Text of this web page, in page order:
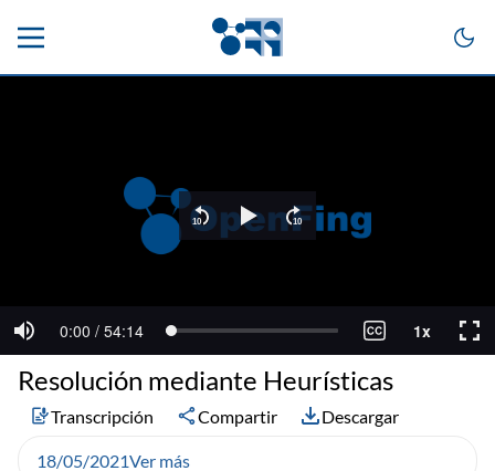
Resolución mediante Heurísticas
Transcripción Compartir Descargar
18/05/2021Ver más